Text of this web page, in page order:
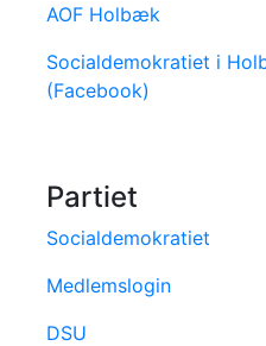
AOF Holbæk
Socialdemokratiet i
(Facebook)
Partiet
Socialdemokratiet
Medlemslogin
DSU